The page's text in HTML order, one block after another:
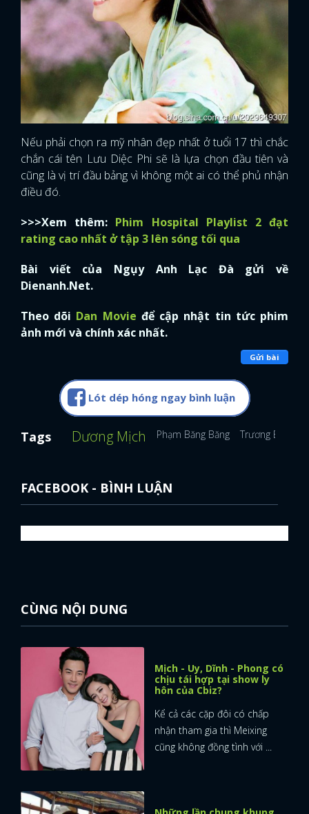
Nếu phải chọn ra mỹ nhân đẹp nhất ở tuổi 17 thì chắc
chắn cái tên Lưu Diệc Phi sẽ là lựa chọn đầu tiên và
cũng là vị trí đầu bảng vì không một ai có thể phủ nhận
điều đó.
>>>Xem thêm: Phim Hospital Playlist 2 đạt
rating cao nhất ở tập 3 lên sóng tối qua
Bài viết của Ngụy Anh Lạc Đà gửi về
Dienanh.Net.
Theo dõi Dan Movie để cập nhật tin tức phim
ảnh mới và chính xác nhất.
Gửi bài
Lót dép hóng ngay bình luận
Tags Dương Mịch Phạm Băng Băng Trương Bá Chi
FACEBOOK - BÌNH LUẬN
CÙNG NỘI DUNG
Mịch - Uy, Dĩnh - Phong có
chịu tái hợp tại show ly
hôn của Cbiz?
Kể cả các cặp đôi có chấp
nhận tham gia thì Meixing
cũng không đồng tình với ...